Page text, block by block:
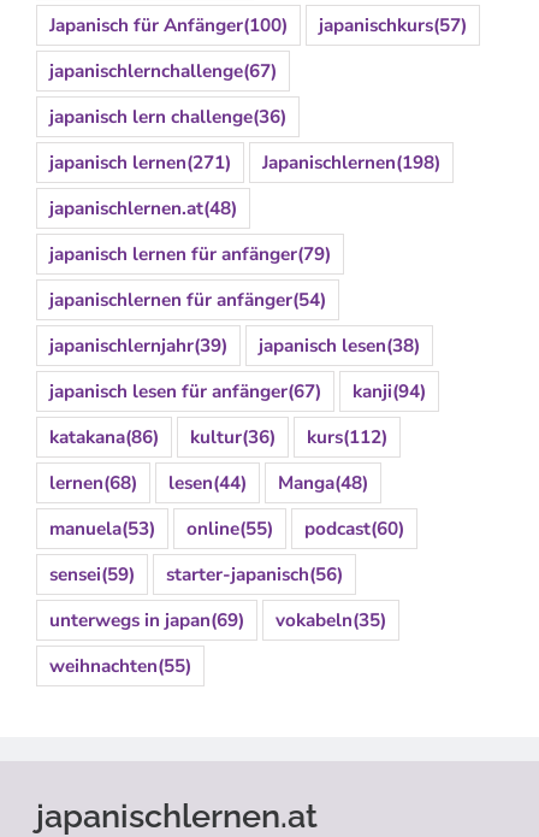
Japanisch für Anfänger(100) japanischkurs(57)
japanischlernchallenge(67)
japanisch lern challenge(36)
japanisch lernen(271) Japanischlernen(198)
japanischlernen.at(48)
japanisch lernen für anfänger(79)
japanischlernen für anfänger(54)
japanischlernjahr(39) japanisch lesen(38)
japanisch lesen für anfänger(67) kanji(94)
katakana(86) kultur(36) kurs(112)
lernen(68) lesen(44) Manga(48)
manuela(53) online(55) podcast(60)
sensei(59) starter-japanisch(56)
unterwegs in japan(69) vokabeln(35)
weihnachten(55)
japanischlernen.at